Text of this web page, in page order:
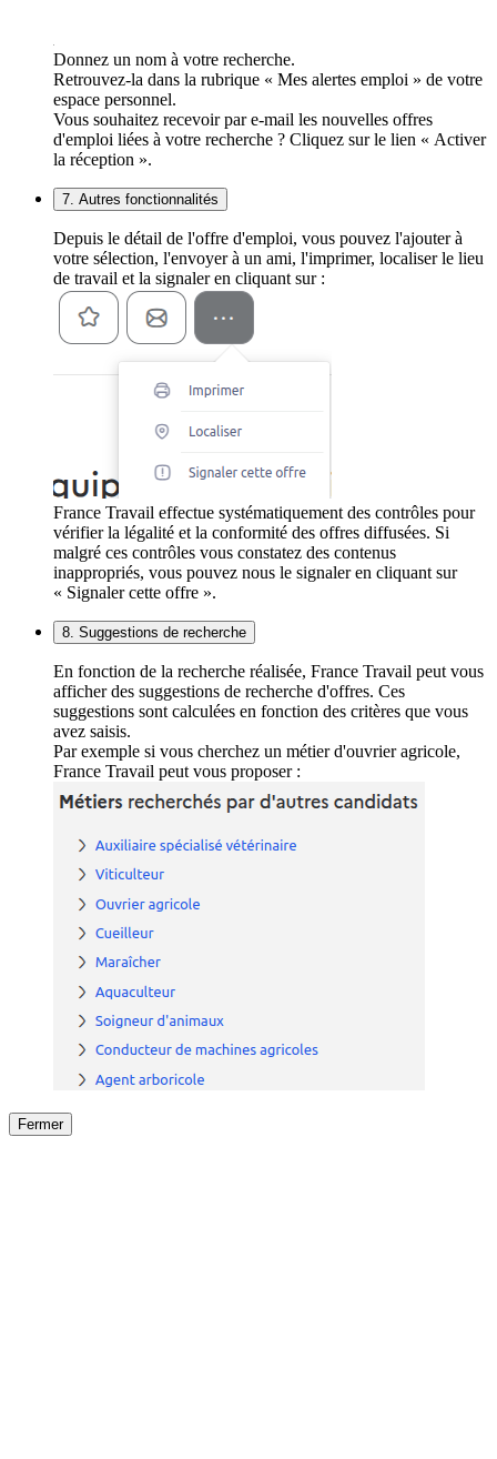
Donnez un nom à votre recherche.
Retrouvez-la dans la rubrique « Mes alertes emploi » de votre
espace personnel.
Vous souhaitez recevoir par e-mail les nouvelles offres
d'emploi liées à votre recherche ? Cliquez sur le lien « Activer
la réception ».
7. Autres fonctionnalités
Depuis le détail de l'offre d'emploi, vous pouvez l'ajouter à
votre sélection, l'envoyer à un ami, l'imprimer, localiser le lieu
de travail et la signaler en cliquant sur :
France Travail effectue systématiquement des contrôles pour
vérifier la légalité et la conformité des offres diffusées. Si
malgré ces contrôles vous constatez des contenus
inappropriés, vous pouvez nous le signaler en cliquant sur
« Signaler cette offre ».
8. Suggestions de recherche
En fonction de la recherche réalisée, France Travail peut vous
afficher des suggestions de recherche d'offres. Ces
suggestions sont calculées en fonction des critères que vous
avez saisis.
Par exemple si vous cherchez un métier d'ouvrier agricole,
France Travail peut vous proposer :
Fermer